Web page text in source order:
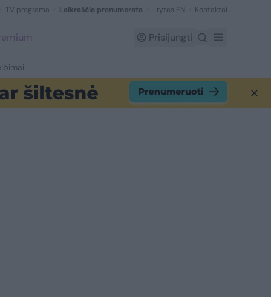
TV programa Laikraščio prenumerata Lrytas EN Kontaktai
Prisijungti